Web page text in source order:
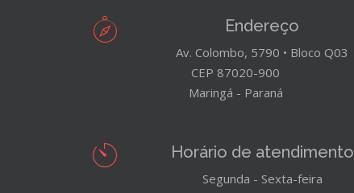
Endereço
Av. Colombo, 5790 • Bloco Q03
CEP 87020-900
Maringá - Paraná
Horário de atendimento
Segunda - Sexta-feira